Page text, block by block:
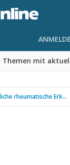
Themen mit
rheumatische